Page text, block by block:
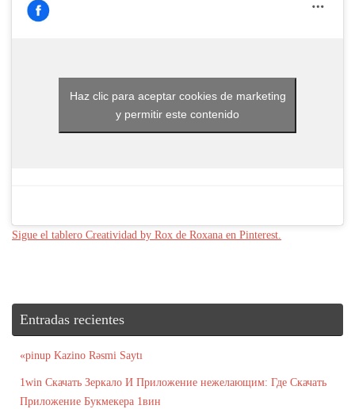
Haz clic para aceptar cookies de marketing
y permitir este contenido
Sigue el tablero Creatividad by Rox de Roxana en Pinterest.
Entradas recientes
«pinup Kazino Rəsmi Saytı
1win Скачать Зеркало И Приложение нежелающим: Где Скачать
Приложение Букмекера 1вин